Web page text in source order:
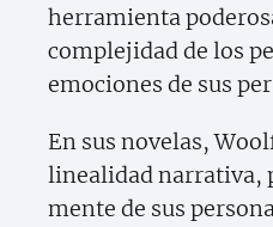
herramienta
complejidad de los
emociones de sus
En sus novelas,
linealidad narrativa,
mente de sus